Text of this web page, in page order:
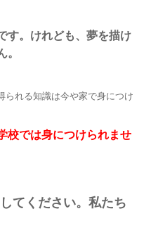
す。けれども、夢を描け
。
られる知識は今や家で身につけ
校では身につけられませ
てください。私たち